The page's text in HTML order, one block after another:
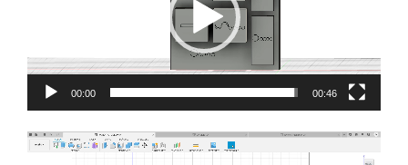
00:00 00:46
Reproductor